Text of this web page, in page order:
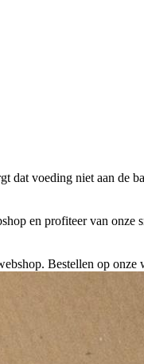
dat voeding niet aan de
en profiteer van onze
Bestellen op onze